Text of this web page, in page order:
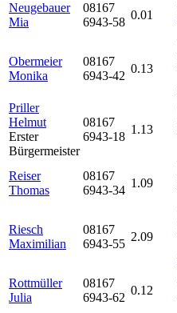
Neugebauer
Mia
08167
6943-58
0.01
Obermeier
Monika
08167
6943-42
0.13
Priller
Helmut
Erster
Bürgermeister
08167
6943-18
1.13
Reiser
Thomas
08167
6943-34
1.09
Riesch
Maximilian
08167
6943-55
2.09
Rottmüller
Julia
08167
6943-62
0.12